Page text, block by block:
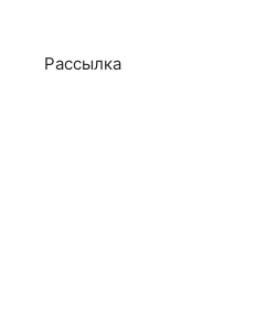
Рассылка